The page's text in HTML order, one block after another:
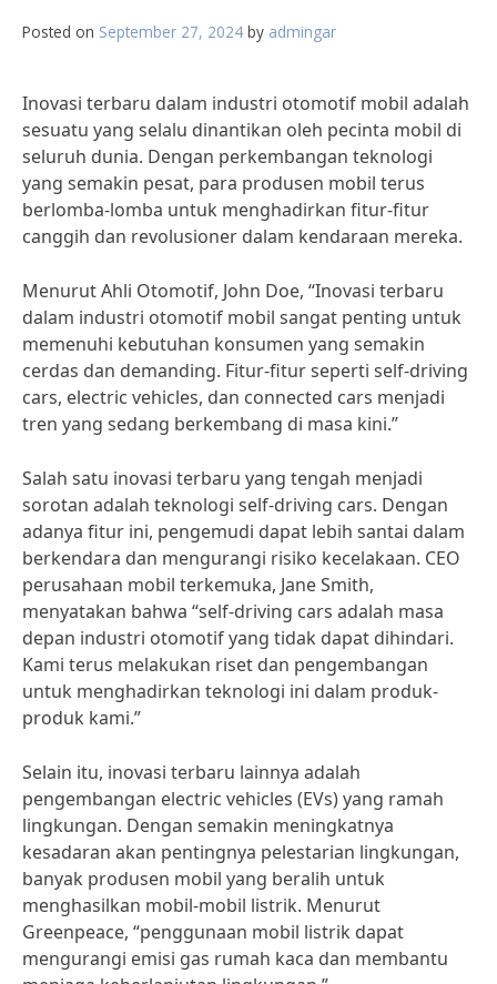
Posted on September 27, 2024 by admingar
Inovasi terbaru dalam industri otomotif mobil adalah
sesuatu yang selalu dinantikan oleh pecinta mobil di
seluruh dunia. Dengan perkembangan teknologi
yang semakin pesat, para produsen mobil terus
berlomba-lomba untuk menghadirkan fitur-fitur
canggih dan revolusioner dalam kendaraan mereka.
Menurut Ahli Otomotif, John Doe, “Inovasi terbaru
dalam industri otomotif mobil sangat penting untuk
memenuhi kebutuhan konsumen yang semakin
cerdas dan demanding. Fitur-fitur seperti self-driving
cars, electric vehicles, dan connected cars menjadi
tren yang sedang berkembang di masa kini.”
Salah satu inovasi terbaru yang tengah menjadi
sorotan adalah teknologi self-driving cars. Dengan
adanya fitur ini, pengemudi dapat lebih santai dalam
berkendara dan mengurangi risiko kecelakaan. CEO
perusahaan mobil terkemuka, Jane Smith,
menyatakan bahwa “self-driving cars adalah masa
depan industri otomotif yang tidak dapat dihindari.
Kami terus melakukan riset dan pengembangan
untuk menghadirkan teknologi ini dalam produk-
produk kami.”
Selain itu, inovasi terbaru lainnya adalah
pengembangan electric vehicles (EVs) yang ramah
lingkungan. Dengan semakin meningkatnya
kesadaran akan pentingnya pelestarian lingkungan,
banyak produsen mobil yang beralih untuk
menghasilkan mobil-mobil listrik. Menurut
Greenpeace, “penggunaan mobil listrik dapat
mengurangi emisi gas rumah kaca dan membantu